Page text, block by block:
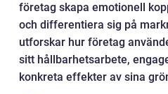
företag skapa emotionell
och differentiera sig på
utforskar hur företag
sitt hållbarhetsarbete,
konkreta effekter av sina